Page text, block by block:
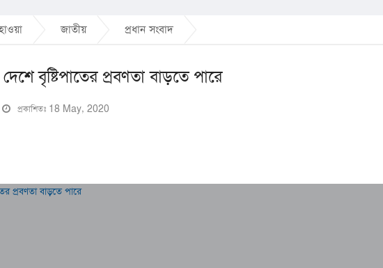
জাতীয় প্রধান সংবাদ
বৃষ্টিপাতের প্রবণতা বাড়তে পারে
প্রকাশিতঃ 18 May, 2020